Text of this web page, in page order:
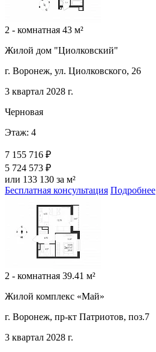
2 - комнатная 43 м²
Жилой дом "Циолковский"
г. Воронеж, ул. Циолковского, 26
3 квартал 2028 г.
Черновая
Этаж: 4
7 155 716 ₽
5 724 573 ₽
или 133 130 за м²
Бесплатная консультация Подробнее
2 - комнатная 39.41 м²
Жилой комплекс «Май»
г. Воронеж, пр-кт Патриотов, поз.7
3 квартал 2028 г.